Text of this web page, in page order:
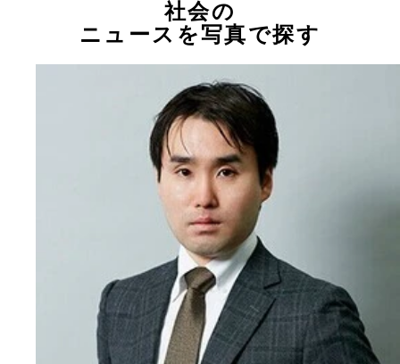
社会の
ニュースを写真で探す